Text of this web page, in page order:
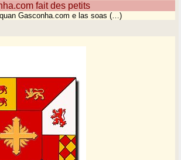
fait des petits
Gasconha.com e las soas (…)